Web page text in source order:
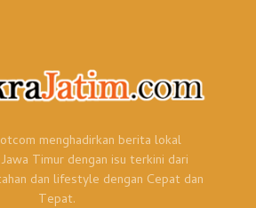
menghadirkan berita lokal
Timur dengan isu terkini dari
dan lifestyle dengan Cepat dan
Tepat.